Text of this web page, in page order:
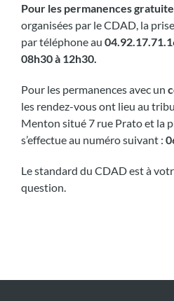
Pour les permanences
organisées par le CDAD, la
par téléphone au
08h30 à 12h30.
Pour les permanences avec un
les rendez-vous ont lieu au
Menton situé 7 rue Prato et la
s’effectue au numéro suivant :
Le standard du CDAD est à
question.